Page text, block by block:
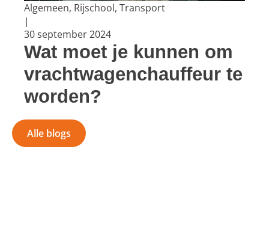
Algemeen, Rijschool, Transport
|
30 september 2024
Wat moet je kunnen om
vrachtwagenchauffeur te
worden?
Alle blogs